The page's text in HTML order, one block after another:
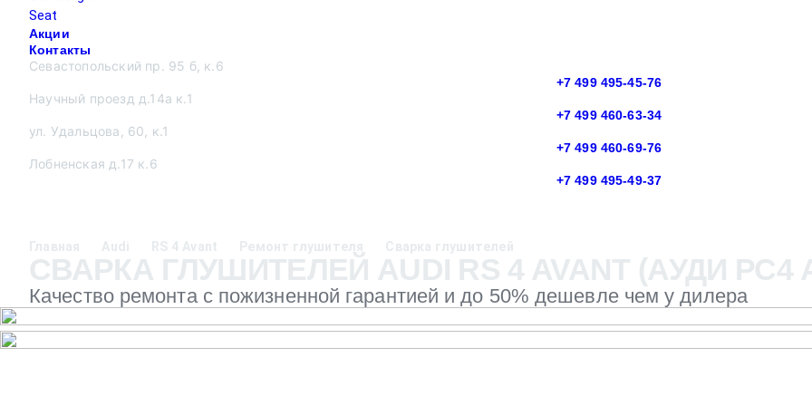
Seat
Акции
Контакты
Севастопольский пр. 95 б, к.6
+7 499 495-45-76
Научный проезд д.14а к.1
+7 499 460-63-34
ул. Удальцова, 60, к.1
+7 499 460-69-76
Лобненская д.17 к.6
+7 499 495-49-37
Главная Audi RS 4 Avant Ремонт глушителя Сварка глушителей
СВАРКА ГЛУШИТЕЛЕЙ AUDI RS 4 AVANT (АУДИ
Качество ремонта с пожизненной гарантией и до 50% дешевле чем у дилера